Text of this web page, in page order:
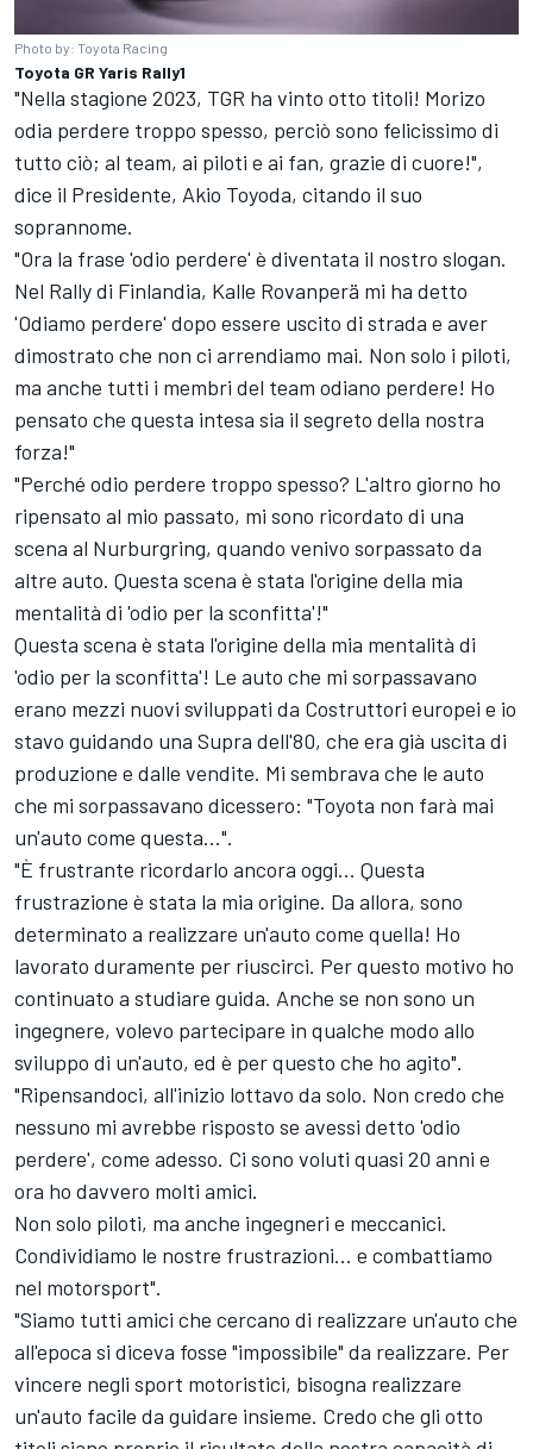
Photo by: Toyota Racing
Toyota GR Yaris Rally1
"Nella stagione 2023, TGR ha vinto otto titoli! Morizo
odia perdere troppo spesso, perciò sono felicissimo di
tutto ciò; al team, ai piloti e ai fan, grazie di cuore!",
dice il Presidente, Akio Toyoda, citando il suo
soprannome.
"Ora la frase 'odio perdere' è diventata il nostro slogan.
Nel Rally di Finlandia, Kalle Rovanperä mi ha detto
'Odiamo perdere' dopo essere uscito di strada e aver
dimostrato che non ci arrendiamo mai. Non solo i piloti,
ma anche tutti i membri del team odiano perdere! Ho
pensato che questa intesa sia il segreto della nostra
forza!"
"Perché odio perdere troppo spesso? L'altro giorno ho
ripensato al mio passato, mi sono ricordato di una
scena al Nurburgring, quando venivo sorpassato da
altre auto. Questa scena è stata l'origine della mia
mentalità di 'odio per la sconfitta'!"
Questa scena è stata l'origine della mia mentalità di
'odio per la sconfitta'! Le auto che mi sorpassavano
erano mezzi nuovi sviluppati da Costruttori europei e io
stavo guidando una Supra dell'80, che era già uscita di
produzione e dalle vendite. Mi sembrava che le auto
che mi sorpassavano dicessero: "Toyota non farà mai
un'auto come questa...".
"È frustrante ricordarlo ancora oggi... Questa
frustrazione è stata la mia origine. Da allora, sono
determinato a realizzare un'auto come quella! Ho
lavorato duramente per riuscirci. Per questo motivo ho
continuato a studiare guida. Anche se non sono un
ingegnere, volevo partecipare in qualche modo allo
sviluppo di un'auto, ed è per questo che ho agito".
"Ripensandoci, all'inizio lottavo da solo. Non credo che
nessuno mi avrebbe risposto se avessi detto 'odio
perdere', come adesso. Ci sono voluti quasi 20 anni e
ora ho davvero molti amici.
Non solo piloti, ma anche ingegneri e meccanici.
Condividiamo le nostre frustrazioni... e combattiamo
nel motorsport".
"Siamo tutti amici che cercano di realizzare un'auto che
all'epoca si diceva fosse "impossibile" da realizzare. Per
vincere negli sport motoristici, bisogna realizzare
un'auto facile da guidare insieme. Credo che gli otto